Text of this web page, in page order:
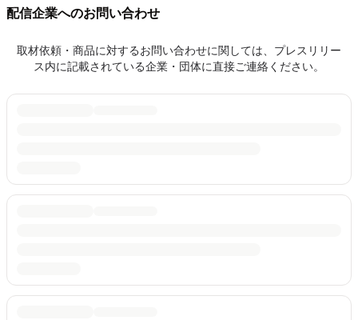
配信企業へのお問い合わせ
取材依頼・商品に対するお問い合わせに関しては、プレスリリー
ス内に記載されている企業・団体に直接ご連絡ください。